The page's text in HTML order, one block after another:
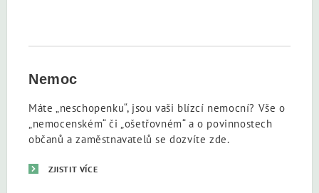
Nemoc
Máte „neschopenku“, jsou vaši blízcí nemocní? Vše o
„nemocenském“ či „ošetřovném“ a o povinnostech
občanů a zaměstnavatelů se dozvíte zde.
ZJISTIT VÍCE